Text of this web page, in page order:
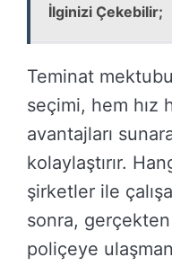
İlginizi Çekebilir;
Teminat
seçimi, hem hız
avantajları
kolaylaştırır.
şirketler ile
sonra,
poliçeye